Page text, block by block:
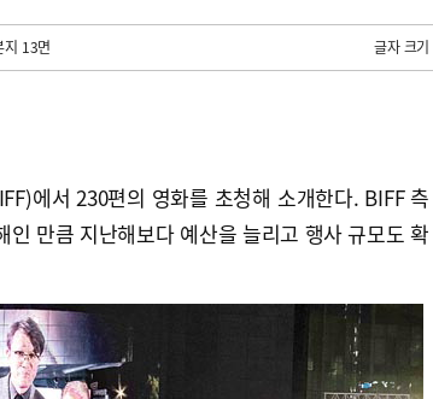
13면 글자 크기
에서 230편의 영화를 초청해 소개한다. BIFF 측
만큼 지난해보다 예산을 늘리고 행사 규모도 확